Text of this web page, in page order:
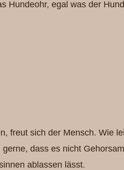
Hundeohr, egal was der
freut sich der Mensch. Wie
dass es nicht
ablassen lässt.